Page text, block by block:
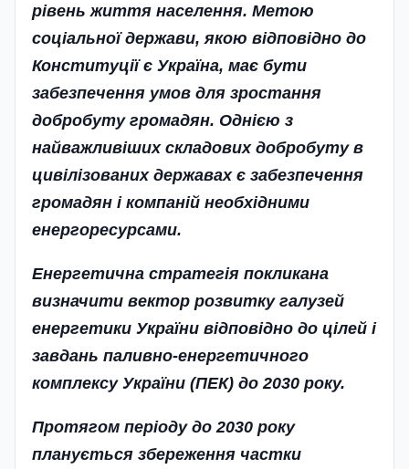
рівень життя населення. Метою
соціальної держави, якою відповідно до
Конституції є Україна, має бути
забезпечення умов для зростання
добробуту громадян. Однією з
найважливіших складових добробуту в
цивілізованих державах є забезпечення
громадян і компаній необхідними
енергоресурсами.
Енергетична стратегія покликана
визначити вектор розвитку галузей
енергетики України відповідно до цілей і
завдань паливно-енергетичного
комплексу України (ПЕК) до 2030 року.
Протягом періоду до 2030 року
планується збереження частки